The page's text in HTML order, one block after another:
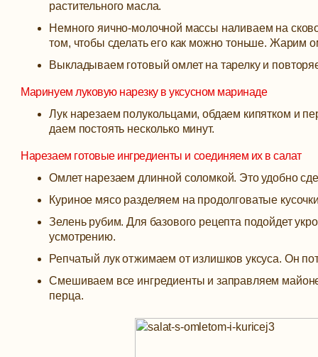
растительного масла.
Немного яично-молочной массы наливаем на
том, чтобы сделать его как можно тоньше. Жарим
Выкладываем готовый омлет на тарелку и
Маринуем луковую нарезку в уксусном маринаде
Лук нарезаем полукольцами, обдаем кипятком и
даем постоять несколько минут.
Нарезаем готовые ингредиенты и соединяем их в салат
Омлет нарезаем длинной соломкой. Это удобно
Куриное мясо разделяем на продолговатые
Зелень рубим. Для базового рецепта подойдет
усмотрению.
Репчатый лук отжимаем от излишков уксуса. Он
Смешиваем все ингредиенты и заправляем
перца.